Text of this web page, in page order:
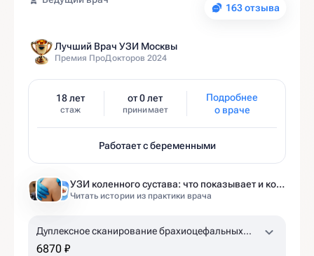
163 отзыва
Лучший Врач УЗИ Москвы
Премия ПроДокторов 2024
18 лет
стаж
от 0 лет
принимает
Подробнее
о враче
Работает с беременными
УЗИ коленного сустава: что показывает и когда назначают
Читать истории из практики врача
Дуплексное сканирование брахиоцефальных
артерий, лучевых артерий с проведением
6870 ₽